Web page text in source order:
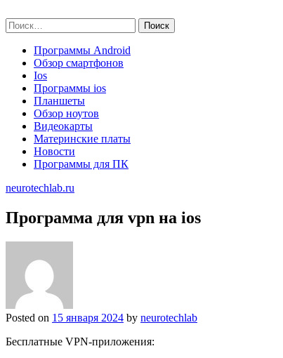
to
content
Найти:
Программы Android
Обзор смартфонов
Ios
Программы ios
Планшеты
Обзор ноутов
Видеокарты
Материнские платы
Новости
Программы для ПК
neurotechlab.ru
Программа для vpn на ios
Posted on 15 января 2024 by neurotechlab
Бесплатные VPN-приложения: